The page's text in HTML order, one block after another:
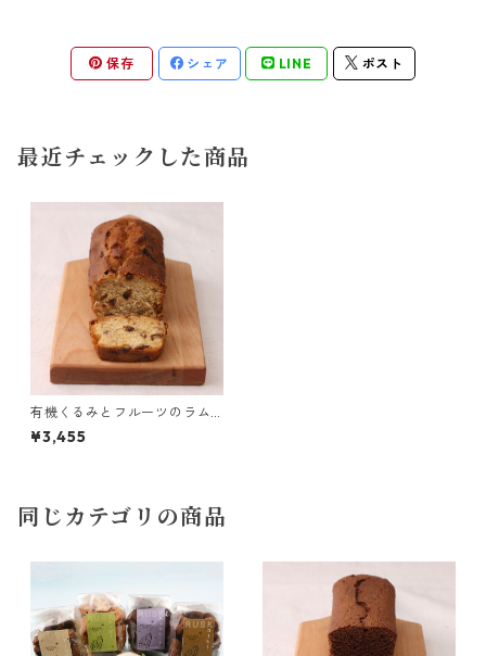
保存 シェア LINE ポスト
最近チェックした商品
有機くるみとフルーツのラム
ケーキ
¥3,455
同じカテゴリの商品